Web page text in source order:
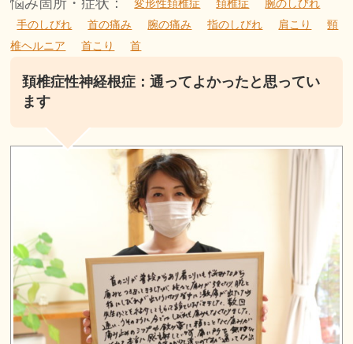
悩み箇所・症状： 変形性頚椎症 頚椎症
腕のしびれ
手のしびれ
首の痛み 腕の痛み 指のしびれ 肩こり
頸
椎ヘルニア
首こり 首
頚椎症性神経根症：通ってよかったと思ってい
ます